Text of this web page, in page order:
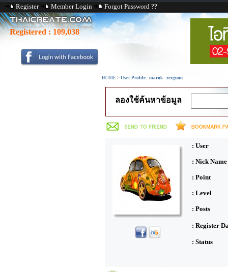
Register Member Login Forgot Password ??
Registered : 109,038
HOME > User Profile : maruk - zerguuu
ลองใช้ค้นหาข้อมูล
: User
: Nick Name
: Point
: Level
: Posts
: Register
: Status